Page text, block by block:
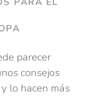
parecer
consejos
lo hacen más